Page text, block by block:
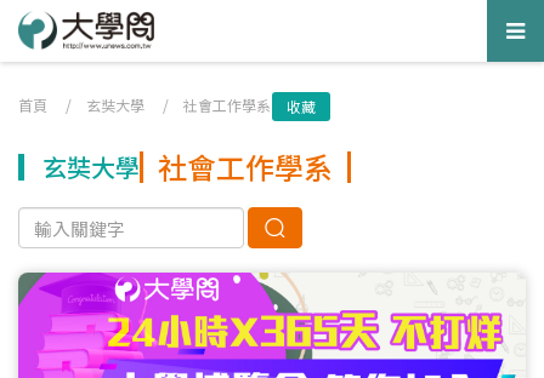
首頁 / 玄奘大學 / 社會工作學系 收藏
玄奘大學 社會工作學系